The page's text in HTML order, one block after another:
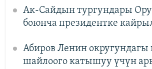
Ак-Сайдын тургундары
боюнча президентке
Абиров Ленин округундагы
шайлоого катышуу үчүн